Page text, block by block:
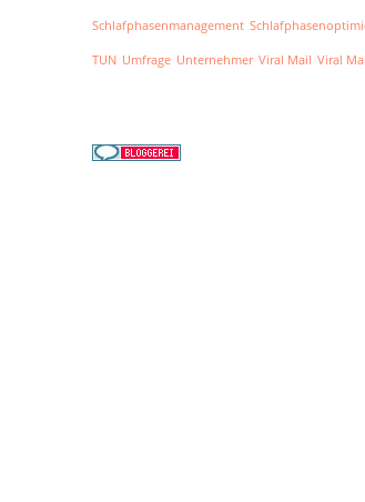
Schlafphasenmanagement
TUN Umfrage Unternehmer Viral Mail Viral